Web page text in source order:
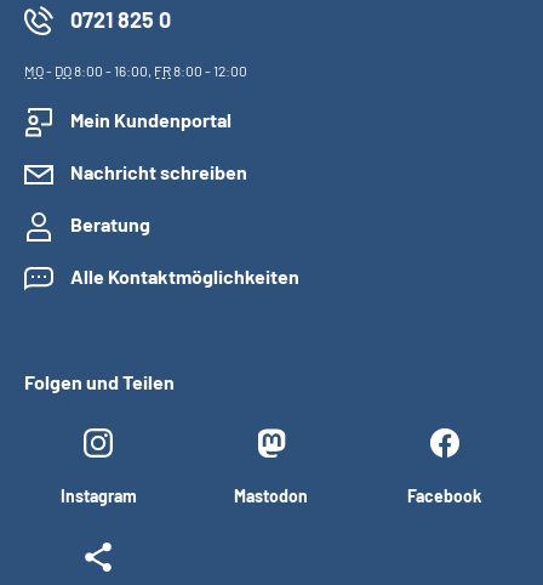
0721 825 0
MO- DO8:00 - 16:00, FR8:00 - 12:00
Mein Kundenportal
Nachricht schreiben
Beratung
Alle Kontaktmöglichkeiten
Folgen und Teilen
Instagram Mastodon Facebook